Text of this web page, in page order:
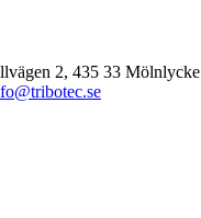
2, 435 33 Mölnlycke